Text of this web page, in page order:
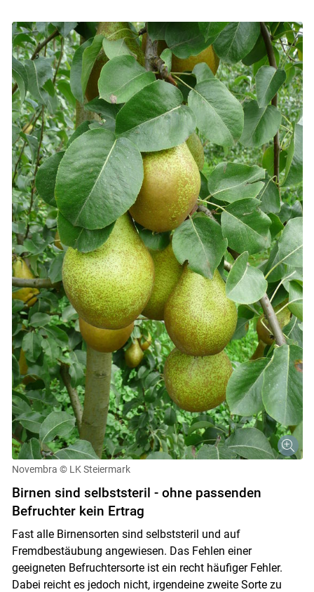
Novembra © LK Steiermark
Birnen sind selbststeril - ohne passenden
Befruchter kein Ertrag
Fast alle Birnensorten sind selbststeril und auf
Fremdbestäubung angewiesen. Das Fehlen einer
geeigneten Befruchtersorte ist ein recht häufiger Fehler.
Dabei reicht es jedoch nicht, irgendeine zweite Sorte zu